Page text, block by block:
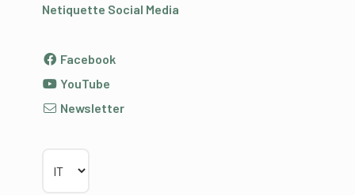
Netiquette Social Media
Facebook
YouTube
Newsletter